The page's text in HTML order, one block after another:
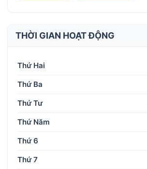
THỜI GIAN HOẠT ĐỘNG
Thứ Hai
Thứ Ba
Thứ Tư
Thứ Năm
Thứ 6
Thứ 7